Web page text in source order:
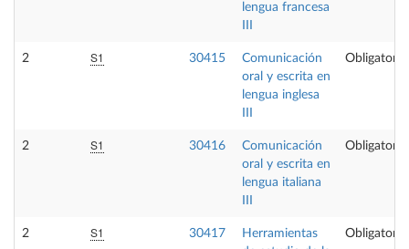
lengua francesa
2 S1 30415
Comunicación
oral y escrita en
lengua inglesa
Obligatoria
2 S1 30416
Comunicación
oral y escrita en
lengua italiana
Obligatoria
2 S1 30417
Herramientas
Obligatoria